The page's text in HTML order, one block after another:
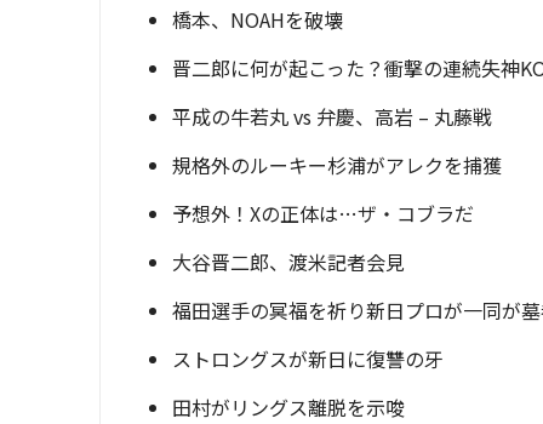
橋本、NOAHを破壊
晋二郎に何が起こった？衝撃の連続失神
平成の牛若丸 vs 弁慶、高岩 – 丸藤戦
規格外のルーキー杉浦がアレクを捕獲
予想外！Xの正体は…ザ・コブラだ
大谷晋二郎、渡米記者会見
福田選手の冥福を祈り新日プロが一同が
ストロングスが新日に復讐の牙
田村がリングス離脱を示唆